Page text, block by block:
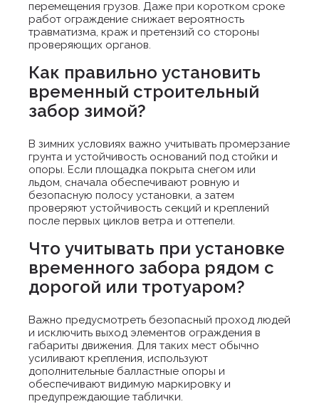
перемещения грузов. Даже при коротком сроке
работ ограждение снижает вероятность
травматизма, краж и претензий со стороны
проверяющих органов.
Как правильно установить
временный строительный
забор зимой?
В зимних условиях важно учитывать промерзание
грунта и устойчивость оснований под стойки и
опоры. Если площадка покрыта снегом или
льдом, сначала обеспечивают ровную и
безопасную полосу установки, а затем
проверяют устойчивость секций и креплений
после первых циклов ветра и оттепели.
Что учитывать при установке
временного забора рядом с
дорогой или тротуаром?
Важно предусмотреть безопасный проход людей
и исключить выход элементов ограждения в
габариты движения. Для таких мест обычно
усиливают крепления, используют
дополнительные балластные опоры и
обеспечивают видимую маркировку и
предупреждающие таблички.